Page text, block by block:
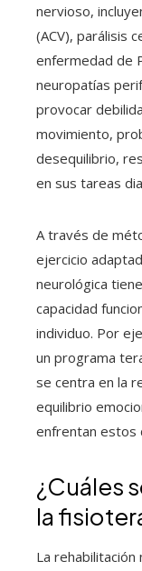
nervioso,
(ACV), parálisis
enfermedad de
neuropatías
provocar
movimiento,
desequilibrio,
en sus tareas
A través de
ejercicio
neurológica
capacidad
individuo. Por
un programa
se centra en la
equilibrio
enfrentan estos
¿Cuáles
la
La